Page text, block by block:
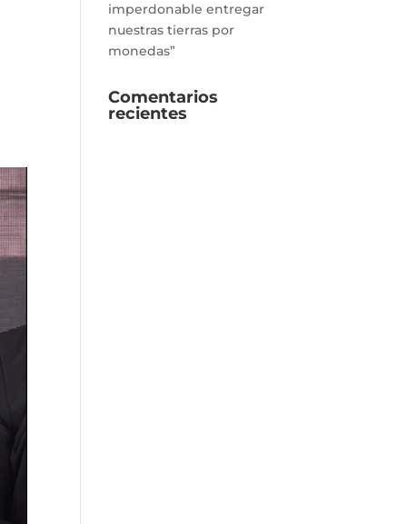
imperdonable entregar
nuestras tierras por
monedas”
Comentarios
recientes